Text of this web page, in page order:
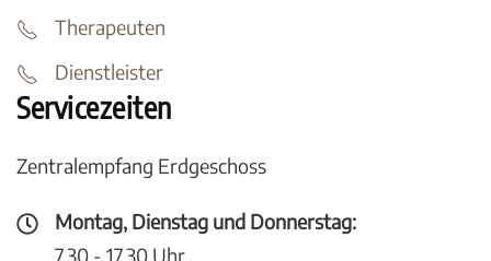
Therapeuten
Dienstleister
Servicezeiten
Zentralempfang Erdgeschoss
Montag, Dienstag und Donnerstag:
7.30 - 17.30 Uhr